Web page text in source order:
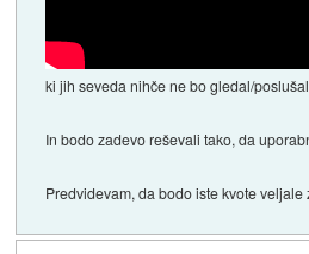
ki jih seveda nihče ne bo gledal/
In bodo zadevo reševali tako, da
Predvidevam, da bodo iste kvote